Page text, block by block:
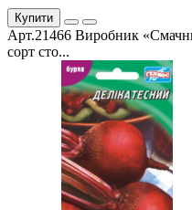
Купити
Арт.21466 Виробник
сорт сто...